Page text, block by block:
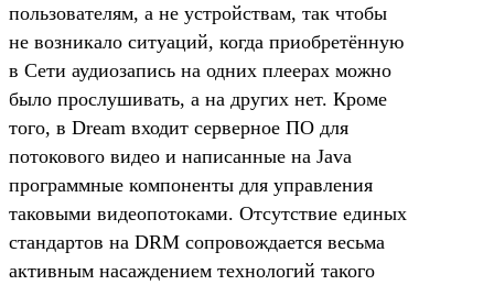
пользователям, а не устройствам, так чтобы
не возникало ситуаций, когда приобретённую
в Сети аудиозапись на одних плеерах можно
было прослушивать, а на других нет. Кроме
того, в Dream входит серверное ПО для
потокового видео и написанные на Java
программные компоненты для управления
таковыми видеопотоками. Отсутствие единых
стандартов на DRM сопровождается весьма
активным насаждением технологий такого